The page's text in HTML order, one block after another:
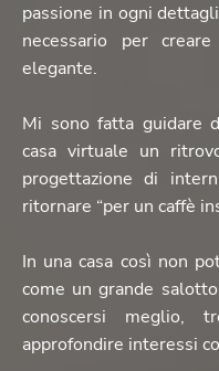
passione in ogni
necessario per
elegante.
Mi sono fatta guidare
casa virtuale un
progettazione di
ritornare “per un caffè
In una casa così non
come un grande
conoscersi meglio,
approfondire interessi